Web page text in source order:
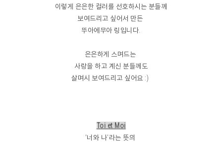
이렇게 은은한 컬러를 선호하시는 분들께
보여드리고 싶어서 만든
뚜아에무아 링입니다.
은은하게 스며드는
사랑을 하고 계신 분들께도
살며시 보여드리고 싶어요 :)
Toi et Moi
'너와 나'라는 뜻의